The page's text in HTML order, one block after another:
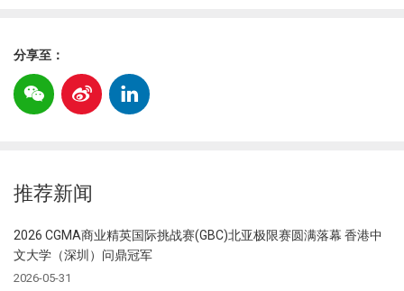
分享至：
推荐新闻
2026 CGMA商业精英国际挑战赛(GBC)北亚极限赛圆满落幕 香港中
文大学（深圳）问鼎冠军
2026-05-31